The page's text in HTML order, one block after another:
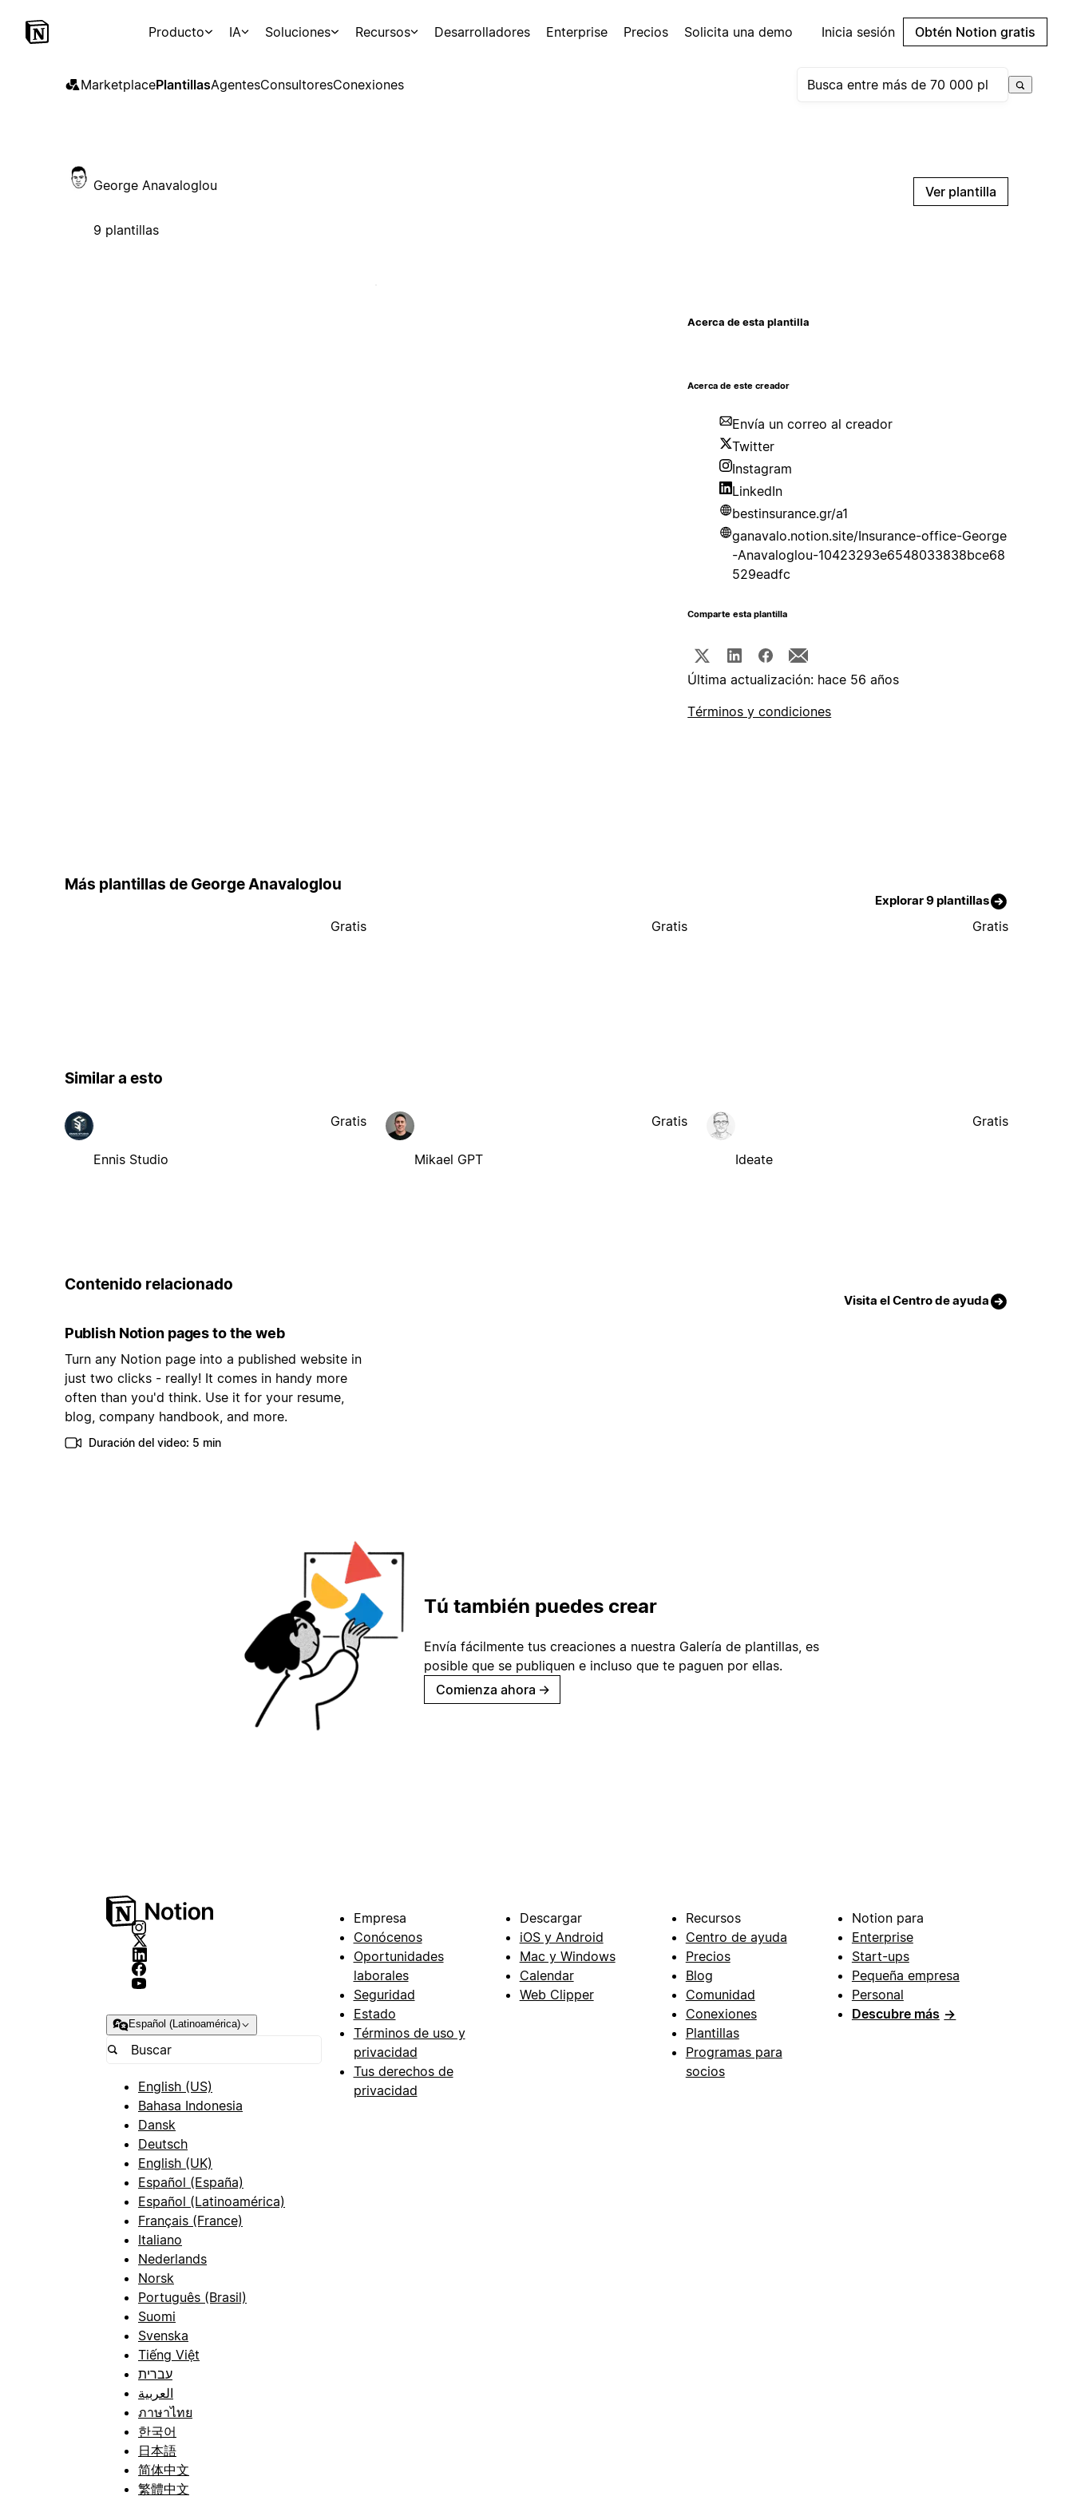
Producto IA Soluciones Recursos Desarrolladores Enterprise Precios Solicita una demo Inicia sesión Obtén Notion gratis
MarketplacePlantillasAgentesConsultoresConexiones
George Anavaloglou
9 plantillas
Ver plantilla
Acerca de esta plantilla
Acerca de este creador
Envía un correo al creador
Twitter
Instagram
LinkedIn
bestinsurance.gr/a1
ganavalo.notion.site/Insurance-office-George
-Anavaloglou-10423293e6548033838bce68
529eadfc
Comparte esta plantilla
Última actualización: hace 56 años
Términos y condiciones
Más plantillas de George Anavaloglou
Explorar 9 plantillas
Gratis Gratis Gratis
Similar a esto
Ennis Studio
Gratis
Mikael GPT
Gratis
Ideate
Gratis
Contenido relacionado
Visita el Centro de ayuda
Publish Notion pages to the web
Turn any Notion page into a published website in
just two clicks - really! It comes in handy more
often than you'd think. Use it for your resume,
blog, company handbook, and more.
Duración del video: 5 min
Tú también puedes crear
Envía fácilmente tus creaciones a nuestra Galería de plantillas, es
posible que se publiquen e incluso que te paguen por ellas.
Comienza ahora →
Español (Latinoamérica)
English (US)
Bahasa Indonesia
Dansk
Deutsch
English (UK)
Español (España)
Español (Latinoamérica)
Français (France)
Italiano
Nederlands
Norsk
Português (Brasil)
Suomi
Svenska
Tiếng Việt
עברית
العربية
ภาษาไทย
한국어
日本語
简体中文
繁體中文
Empresa
Conócenos
Oportunidades
laborales
Seguridad
Estado
Términos de uso y
privacidad
Tus derechos de
privacidad
Descargar
iOS y Android
Mac y Windows
Calendar
Web Clipper
Recursos
Centro de ayuda
Precios
Blog
Comunidad
Conexiones
Plantillas
Programas para
socios
Notion para
Enterprise
Start-ups
Pequeña empresa
Personal
Descubre más →